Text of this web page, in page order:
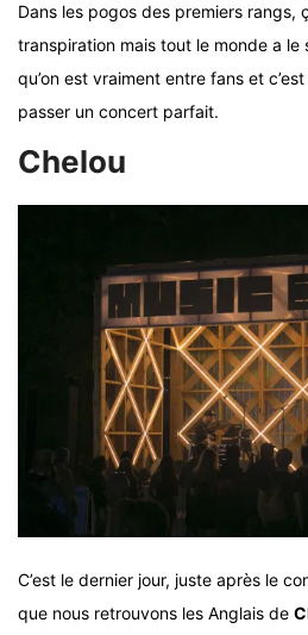
Dans les pogos des premiers rangs,
transpiration mais tout le monde a le
qu’on est vraiment entre fans et
passer un concert parfait.
Chelou
C’est le dernier jour, juste après le
que nous retrouvons les Anglais de